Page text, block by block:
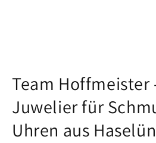
Team Hoffmeister
Juwelier für
Uhren aus